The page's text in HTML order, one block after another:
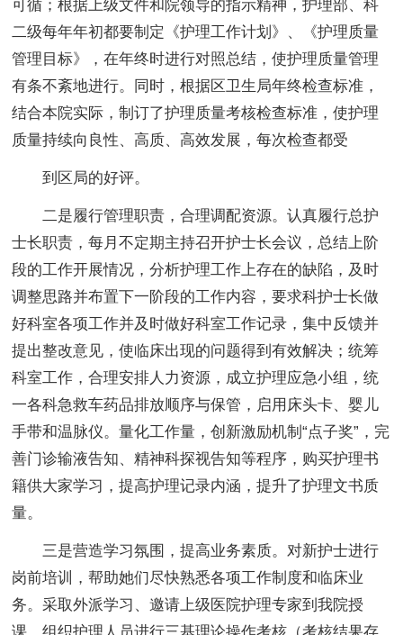
可循；根据上级文件和院领导的指示精神，护理部、科
二级每年年初都要制定《护理工作计划》、《护理质量
管理目标》，在年终时进行对照总结，使护理质量管理
有条不紊地进行。同时，根据区卫生局年终检查标准，
结合本院实际，制订了护理质量考核检查标准，使护理
质量持续向良性、高质、高效发展，每次检查都受
到区局的好评。
二是履行管理职责，合理调配资源。认真履行总护
士长职责，每月不定期主持召开护士长会议，总结上阶
段的工作开展情况，分析护理工作上存在的缺陷，及时
调整思路并布置下一阶段的工作内容，要求科护士长做
好科室各项工作并及时做好科室工作记录，集中反馈并
提出整改意见，使临床出现的问题得到有效解决；统筹
科室工作，合理安排人力资源，成立护理应急小组，统
一各科急救车药品排放顺序与保管，启用床头卡、婴儿
手带和温脉仪。量化工作量，创新激励机制“点子奖”，完
善门诊输液告知、精神科探视告知等程序，购买护理书
籍供大家学习，提高护理记录内涵，提升了护理文书质
量。
三是营造学习氛围，提高业务素质。对新护士进行
岗前培训，帮助她们尽快熟悉各项工作制度和临床业
务。采取外派学习、邀请上级医院护理专家到我院授
课、组织护理人员进行三基理论操作考核（考核结果存